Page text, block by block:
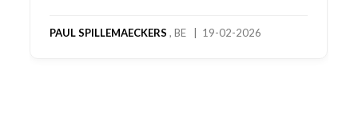
bestelling al ontvangen met gifts, waardoor je